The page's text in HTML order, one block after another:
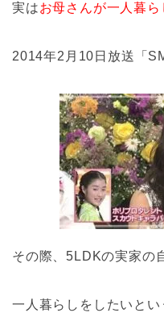
実はお母さんが一人暮
2014年2月10日放送「
その際、5LDKの実家の
一人暮らしをしたいと